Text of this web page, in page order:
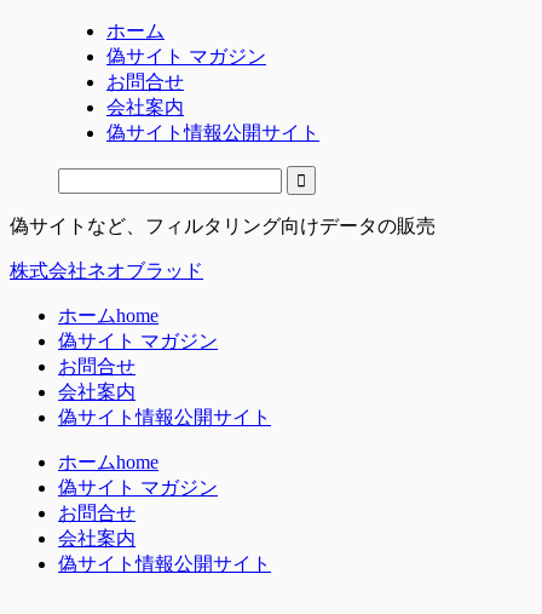
ホーム
偽サイト マガジン
お問合せ
会社案内
偽サイト情報公開サイト
偽サイトなど、フィルタリング向けデータの販売
株式会社ネオブラッド
ホームhome
偽サイト マガジン
お問合せ
会社案内
偽サイト情報公開サイト
ホームhome
偽サイト マガジン
お問合せ
会社案内
偽サイト情報公開サイト